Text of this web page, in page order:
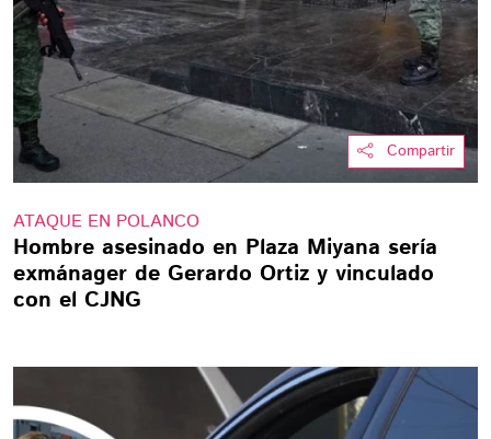
Compartir
ATAQUE EN POLANCO
Hombre asesinado en Plaza Miyana sería
exmánager de Gerardo Ortiz y vinculado
con el CJNG